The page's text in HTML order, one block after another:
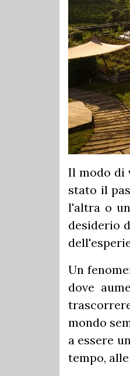
Il modo di
stato il
l'altra o
desiderio
Un
dove
mondo
a essere
tempo,